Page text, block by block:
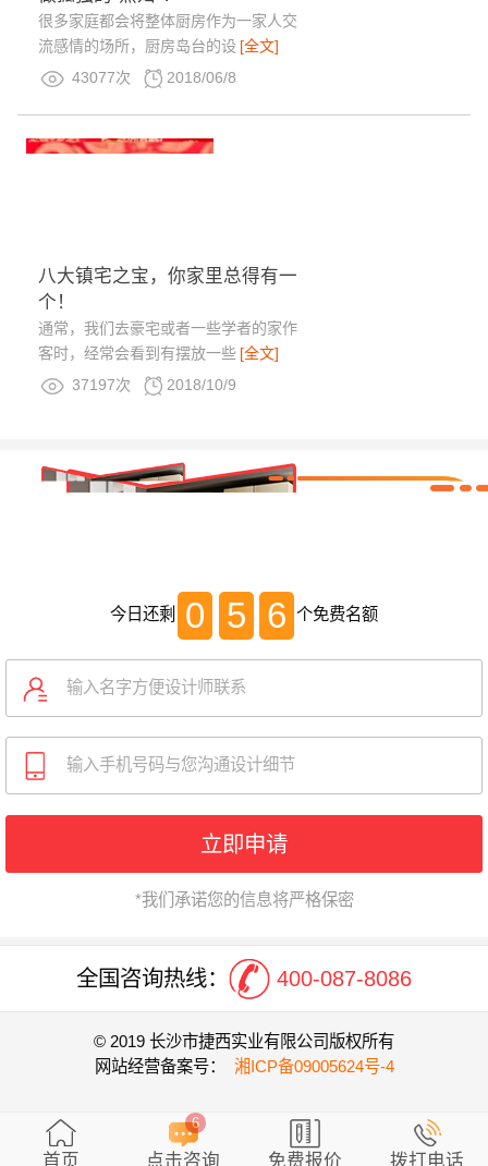
很多家庭都会将整体厨房作为一家人交
流感情的场所，厨房岛台的设 [全文]
43077次
2018/06/8
八大镇宅之宝，你家里总得有一
个！
通常，我们去豪宅或者一些学者的家作
客时，经常会看到有摆放一些 [全文]
37197次
2018/10/9
今日还剩 0 5 6 个免费名额
立即申请
*我们承诺您的信息将严格保密
全国咨询热线： 400-087-8086
© 2019 长沙市捷西实业有限公司版权所有
网站经营备案号： 湘ICP备09005624号-4
首页
6
点击咨询 免费报价 拨打电话